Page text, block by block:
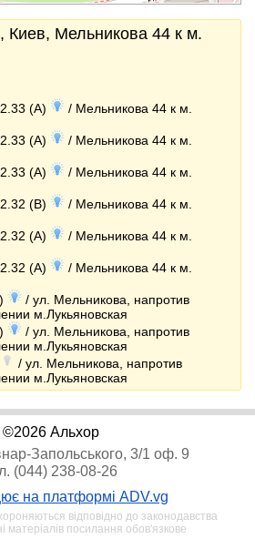
Киев, Мельникова 44 к м.
(A)
/ Мельникова 44 к м.
(A)
/ Мельникова 44 к м.
(A)
/ Мельникова 44 к м.
(B)
/ Мельникова 44 к м.
(A)
/ Мельникова 44 к м.
(A)
/ Мельникова 44 к м.
/ ул. Мельникова, напротив
м.Лукьяновская
/ ул. Мельникова, напротив
м.Лукьяновская
/ ул. Мельникова, напротив
м.Лукьяновская
©2026 Альхор
Запольського, 3/1 оф. 9
(044) 238-08-26
на платформі ADV.vg
відповідно до законодавства
матеріалів посилання обов'язкове